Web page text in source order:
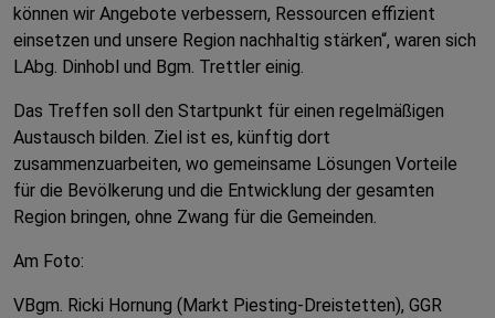
können wir Angebote verbessern, Ressourcen effizient
einsetzen und unsere Region nachhaltig stärken“, waren sich
LAbg. Dinhobl und Bgm. Trettler einig.
Das Treffen soll den Startpunkt für einen regelmäßigen
Austausch bilden. Ziel ist es, künftig dort
zusammenzuarbeiten, wo gemeinsame Lösungen Vorteile
für die Bevölkerung und die Entwicklung der gesamten
Region bringen, ohne Zwang für die Gemeinden.
Am Foto:
VBgm. Ricki Hornung (Markt Piesting-Dreistetten), GGR